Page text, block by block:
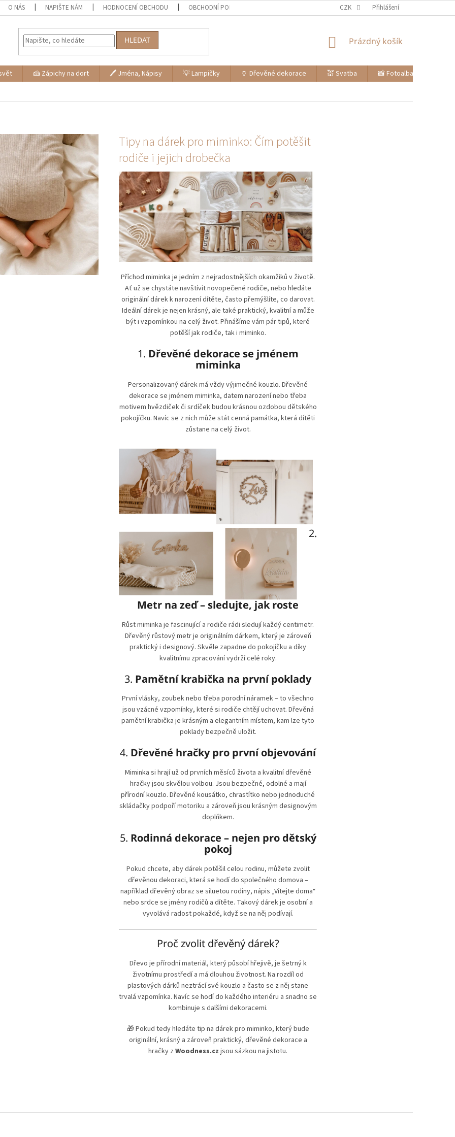
O NÁS NAPIŠTE NÁM HODNOCENÍ OBCHODU OBCHODNÍ PODMÍNKY OCHRANA OSOBNÍCH ÚDAJŮ ZPŮSOB DOPRAVY
CZK Přihlášení
HLEDAT
NÁKUPNÍ
Prázdný košík
🍰 Zápichy na dort 🖊 Jména, Nápisy 💡 Lampičky 🏺 Dřevěné dekorace 💒 Svatba
📸 Fotoalba, svatební
Tipy na dárek pro miminko: Čím potěšit
rodiče i jejich drobečka
Příchod miminka je jedním z nejradostnějších okamžiků v životě.
Ať už se chystáte navštívit novopečené rodiče, nebo hledáte
originální dárek k narození dítěte, často přemýšlíte, co darovat.
Ideální dárek je nejen krásný, ale také praktický, kvalitní a může
být i vzpomínkou na celý život. Přinášíme vám pár tipů, které
potěší jak rodiče, tak i miminko.
1. Dřevěné dekorace se jménem
miminka
Personalizovaný dárek má vždy výjimečné kouzlo. Dřevěné
dekorace se jménem miminka, datem narození nebo třeba
motivem hvězdiček či srdíček budou krásnou ozdobou dětského
pokojíčku. Navíc se z nich může stát cenná památka, která dítěti
zůstane na celý život.
2.
Metr na zeď – sledujte, jak roste
Růst miminka je fascinující a rodiče rádi sledují každý centimetr.
Dřevěný růstový metr je originálním dárkem, který je zároveň
praktický i designový. Skvěle zapadne do pokojíčku a díky
kvalitnímu zpracování vydrží celé roky.
3. Pamětní krabička na první poklady
První vlásky, zoubek nebo třeba porodní náramek – to všechno
jsou vzácné vzpomínky, které si rodiče chtějí uchovat. Dřevěná
pamětní krabička je krásným a elegantním místem, kam lze tyto
poklady bezpečně uložit.
4. Dřevěné hračky pro první objevování
Miminka si hrají už od prvních měsíců života a kvalitní dřevěné
hračky jsou skvělou volbou. Jsou bezpečné, odolné a mají
přírodní kouzlo. Dřevěné kousátko, chrastítko nebo jednoduché
skládačky podpoří motoriku a zároveň jsou krásným designovým
doplňkem.
5. Rodinná dekorace – nejen pro dětský
pokoj
Pokud chcete, aby dárek potěšil celou rodinu, můžete zvolit
dřevěnou dekoraci, která se hodí do společného domova –
například dřevěný obraz se siluetou rodiny, nápis „Vítejte doma“
nebo srdce se jmény rodičů a dítěte. Takový dárek je osobní a
vyvolává radost pokaždé, když se na něj podívají.
Proč zvolit dřevěný dárek?
Dřevo je přírodní materiál, který působí hřejivě, je šetrný k
životnímu prostředí a má dlouhou životnost. Na rozdíl od
plastových dárků neztrácí své kouzlo a často se z něj stane
trvalá vzpomínka. Navíc se hodí do každého interiéru a snadno se
kombinuje s dalšími dekoracemi.
🎁 Pokud tedy hledáte tip na dárek pro miminko, který bude
originální, krásný a zároveň praktický, dřevěné dekorace a
hračky z Woodness.cz jsou sázkou na jistotu.
v